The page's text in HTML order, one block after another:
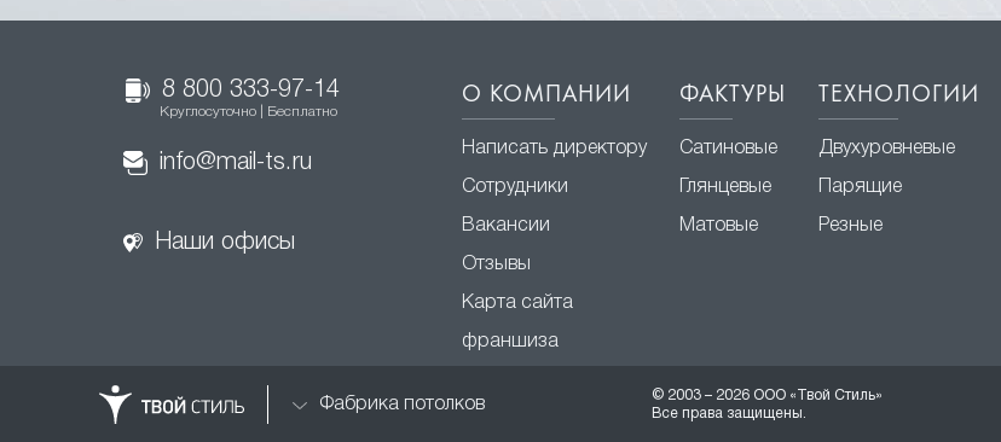
8 800 333-97-14
Круглосуточно | Бесплатно
info@mail-ts.ru
Наши офисы
О КОМПАНИИ
Написать директору
Сотрудники
Вакансии
Отзывы
Карта сайта
франшиза
ФАКТУРЫ
Сатиновые
Глянцевые
Матовые
ТЕХНОЛОГИИ
Двухуровневые
Парящие
Резные
Фабрика потолков
© 2003 – 2026 ООО «Твой Стиль»
Все права защищены.